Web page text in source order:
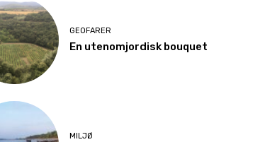
GEOFARER
En utenomjordisk bouquet
MILJØ